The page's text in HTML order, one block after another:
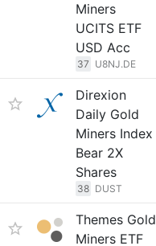
Miners
UCITS ETF
USD Acc
37 U8NJ.DE
Direxion
Daily Gold
Miners Index
Bear 2X
Shares
38 DUST
Themes Gold
Miners ETF